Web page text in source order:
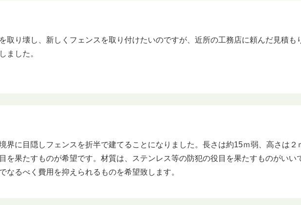
取り壊し、新しくフェンスを取り付けたいのですが、近所の工務店に頼んだ見積も
ました。
界に目隠しフェンスを折半で建てることになりました。長さは約15ｍ弱、高さは２
を果たすものが希望です。材質は、ステンレス等の防犯の役目を果たすものがいい
なるべく費用を抑えられるものを希望致します。